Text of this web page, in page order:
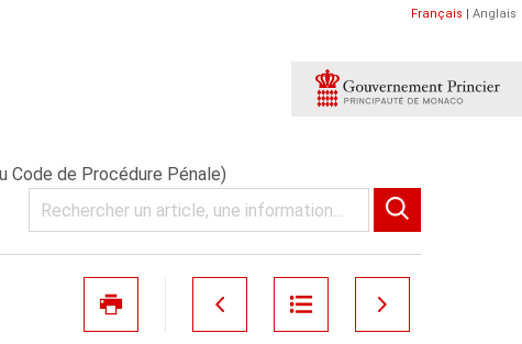
Français | Anglais
Code de Procédure Pénale)